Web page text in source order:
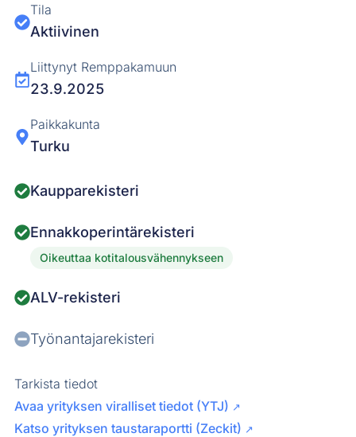
Tila
Aktiivinen
Liittynyt Remppakamuun
23.9.2025
Paikkakunta
Turku
Kaupparekisteri
Ennakkoperintärekisteri
Oikeuttaa kotitalousvähennykseen
ALV-rekisteri
Työnantajarekisteri
Tarkista tiedot
Avaa yrityksen viralliset tiedot (YTJ) ↗
Katso yrityksen taustaraportti (Zeckit) ↗